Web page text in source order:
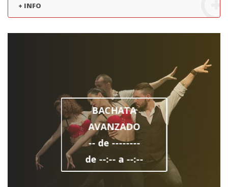
+ INFO
BACHATA
AVANZADO
-- de --------
de --:-- a --:--